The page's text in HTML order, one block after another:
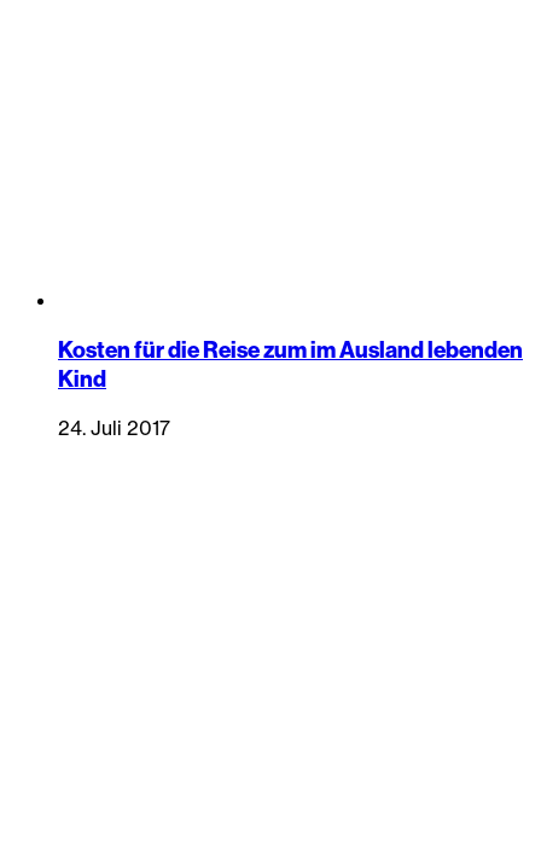
Kosten für die Reise zum im Ausland lebenden
Kind
24. Juli 2017